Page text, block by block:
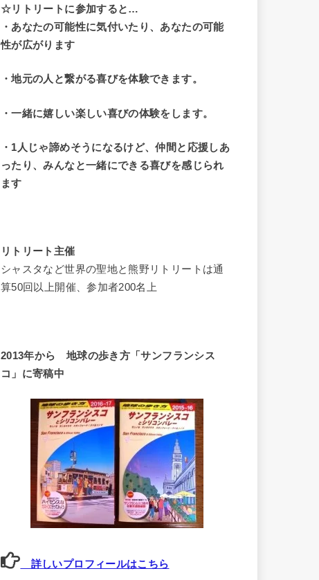
☆リトリートに参加すると…
・ あなたの可能性に気付いたり、あなたの可能
性が広がります
・地元の人と繋がる喜びを体験できます。
・一緒に嬉しい楽しい喜びの体験をします。
・1人じゃ諦めそうになるけど、仲間と応援しあ
ったり、みんなと一緒にできる喜びを感じられ
ます
リトリート主催
シャスタなど世界の聖地と熊野リトリートは通
算50回以上開催、参加者200名上
2013年から 地球の歩き方「サンフランシス
コ」に寄稿中
詳しいプロフィールはこちら